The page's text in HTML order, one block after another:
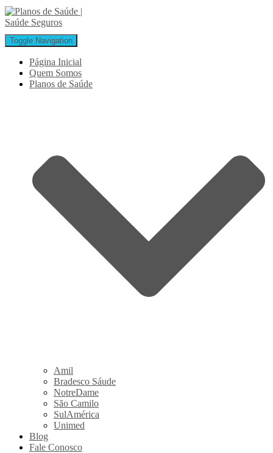
Toggle Navigation
Página Inicial
Quem Somos
Planos de Saúde
Amil
Bradesco Sáude
NotreDame
São Camilo
SulAmérica
Unimed
Blog
Fale Conosco